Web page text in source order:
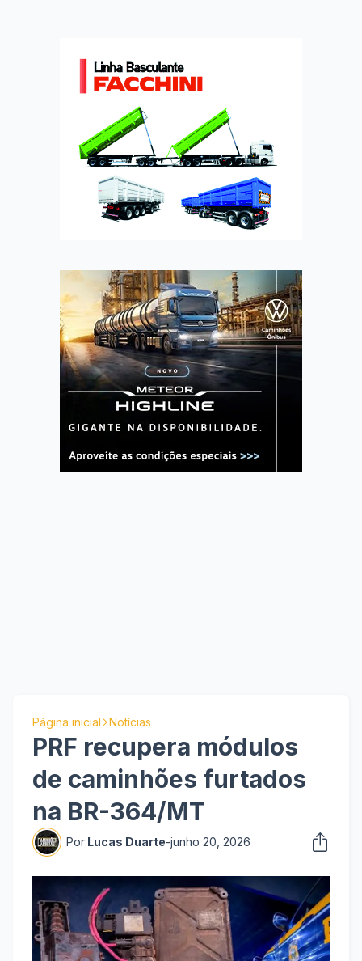
Página inicial Notícias
PRF recupera módulos
de caminhões furtados
na BR-364/MT
Por:Lucas Duarte-junho 20, 2026